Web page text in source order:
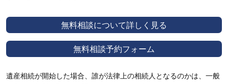
無料相談について詳しく見る
無料相談予約フォーム
遺産相続が開始した場合、誰が法律上の相続人となるのかは、一般